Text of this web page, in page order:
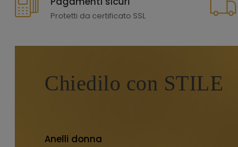
Protetti da certificato SSL
Chiedilo con STILE
Anelli donna